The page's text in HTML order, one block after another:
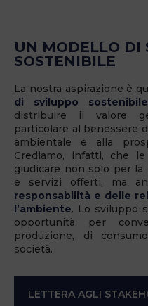
UN MODELLO DI
SOSTENIBILE
La nostra aspirazione è
di sviluppo sostenibile
distribuire il valore
particolare al benessere
ambientale e alla
Crediamo, infatti, che
giudicare non solo per
e servizi offerti, ma
responsabilità e delle
l’ambiente. Lo sviluppo
opportunità per
produzione, di
società.
LETTERA AGLI